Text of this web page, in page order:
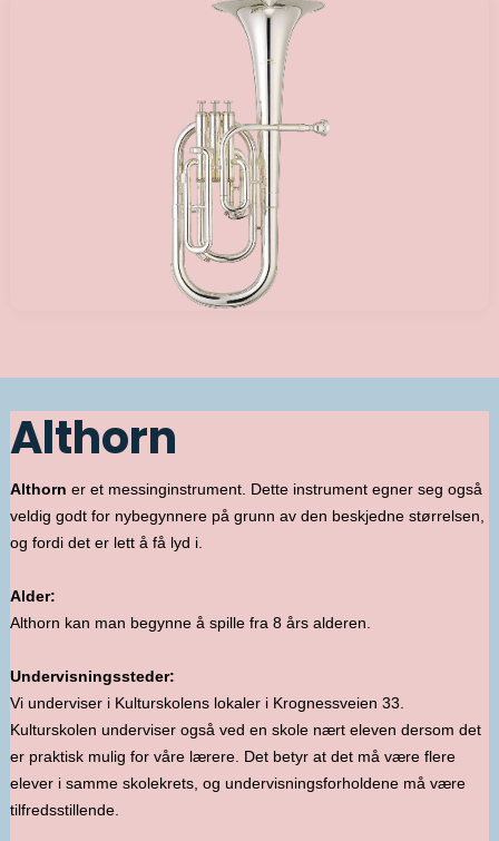
Althorn
Althorn er et messinginstrument. Dette instrument egner seg også
veldig godt for nybegynnere på grunn av den beskjedne størrelsen,
og fordi det er lett å få lyd i.
Alder:
Althorn kan man begynne å spille fra 8 års alderen.
Undervisningssteder:
Vi underviser i Kulturskolens lokaler i Krognessveien 33.
Kulturskolen underviser også ved en skole nært eleven dersom det
er praktisk mulig for våre lærere. Det betyr at det må være flere
elever i samme skolekrets, og undervisningsforholdene må være
tilfredsstillende.